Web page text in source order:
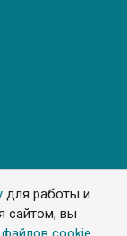
для работы и
сайтом, вы
обязательной